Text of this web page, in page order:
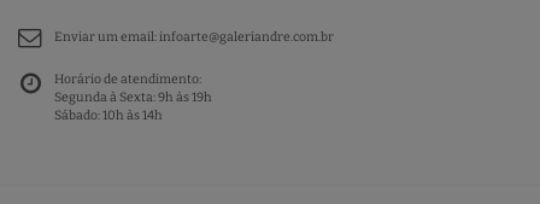
Enviar um email:infoarte@galeriandre.com.br
Horário de atendimento:
Segunda à Sexta: 9h às 19h
Sábado: 10h às 14h